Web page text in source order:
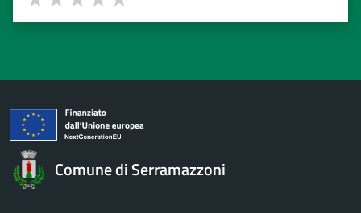
Valuta 5 stelle su 5
Valuta 4 stelle su 5
Valuta 3 stelle su 5
Valuta 2 stelle su 5
Valuta 1 stelle su 5
Comune di Serramazzoni